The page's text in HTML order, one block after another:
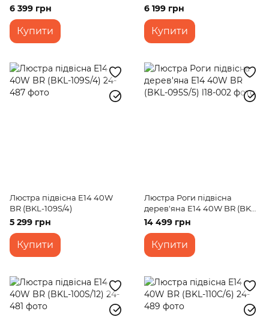
6 399 грн
Купити
6 199 грн
Купити
Люстра підвісна E14 40W
BR (BKL-109S/4)
5 299 грн
Купити
Люстра Роги підвісна
дерев'яна E14 40W BR (BKL-
095S/5)
14 499 грн
Купити